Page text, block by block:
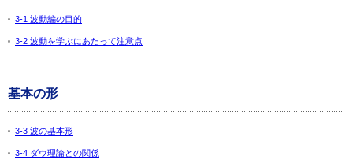
3-1 波動編の目的
3-2 波動を学ぶにあたって注意点
基本の形
3-3 波の基本形
3-4 ダウ理論との関係